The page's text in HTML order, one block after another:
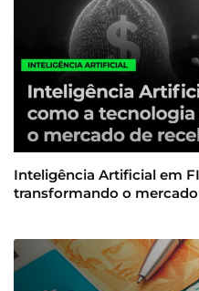
Inteligência Artificial em
transformando o